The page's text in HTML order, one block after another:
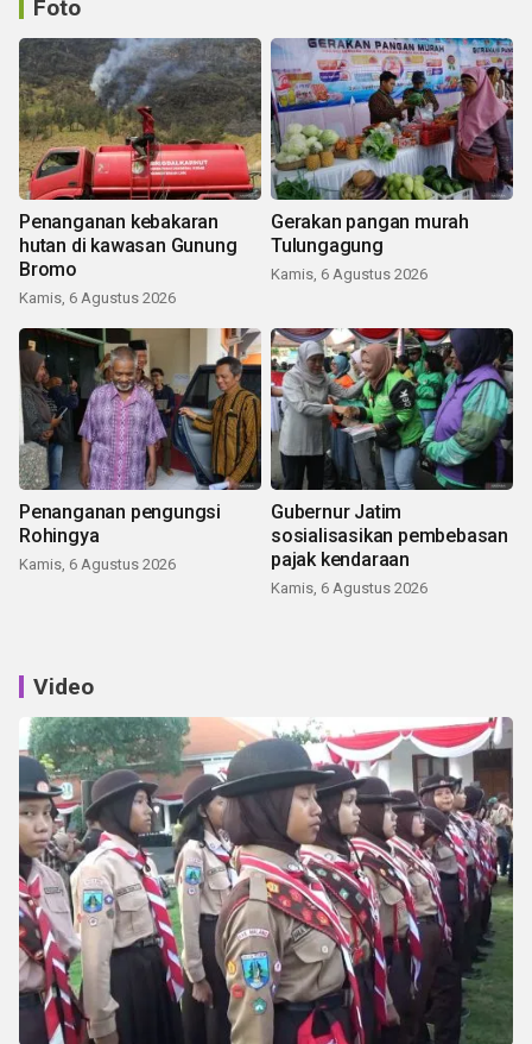
Foto
Penanganan kebakaran
hutan di kawasan Gunung
Bromo
Kamis, 6 Agustus 2026
Gerakan pangan murah
Tulungagung
Kamis, 6 Agustus 2026
Penanganan pengungsi
Rohingya
Kamis, 6 Agustus 2026
Gubernur Jatim
sosialisasikan pembebasan
pajak kendaraan
Kamis, 6 Agustus 2026
Video